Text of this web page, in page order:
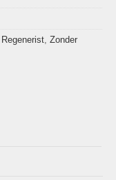
Regenerist, Zonder